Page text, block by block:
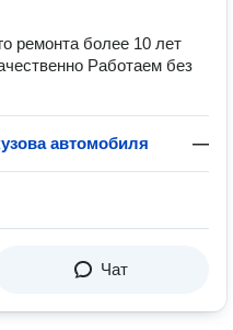
ремонта более 10 лет
Работаем без
автомобиля —
Чат